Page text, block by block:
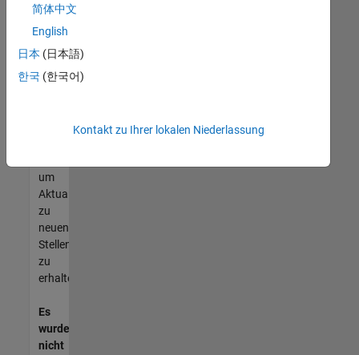
die
Ihren
entsprechen,
werden
unseres
um
Aktualisierungen
zu
neuen
Stellenangeboten
zu
erhalten.
Es
wurden
nicht
简体中文
English
日本 (日本語)
한국 (한국어)
Kontakt zu Ihrer lokalen Niederlassung